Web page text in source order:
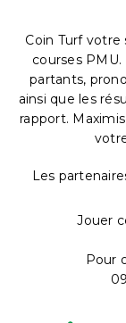
Coin Turf
courses
partants,
ainsi que les
rapport.
Les
Jouer
Pour